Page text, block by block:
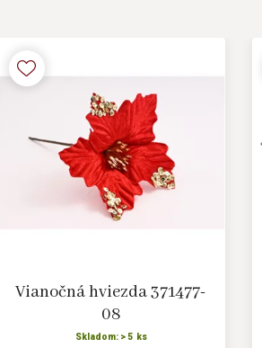
Vianočná hviezda 371477-
08
Skladom: > 5 ks